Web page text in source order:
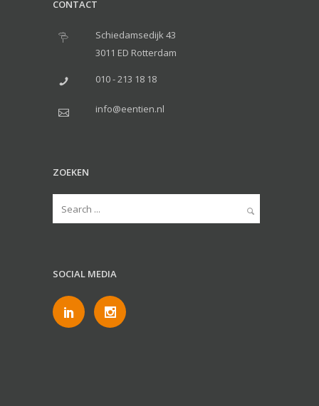
CONTACT
Schiedamsedijk 43
3011 ED Rotterdam
010 - 213 18 18
info@eentien.nl
ZOEKEN
SOCIAL MEDIA